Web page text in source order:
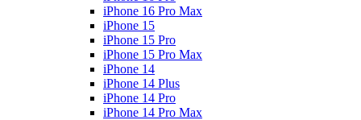
iPhone 16 Pro Max
iPhone 15
iPhone 15 Pro
iPhone 15 Pro Max
iPhone 14
iPhone 14 Plus
iPhone 14 Pro
iPhone 14 Pro Max